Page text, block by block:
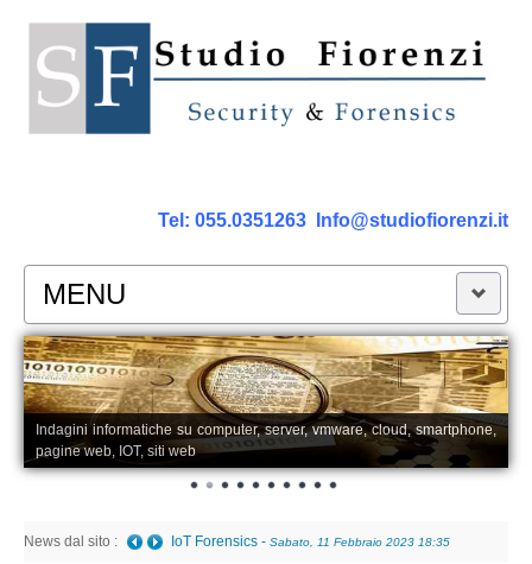
Tel: 055.0351263 Info@studiofiorenzi.it
MENU
PERIZIE
Perizia Computer
Perizia Smartphone Tablet,Cell.
Perizia Rete dati
Indagini informatiche su computer, server, vmware, cloud, smartphone,
pagine web, IOT, siti web
News dal sito : IoT Forensics - Sabato, 11 Febbraio 2023 18:35